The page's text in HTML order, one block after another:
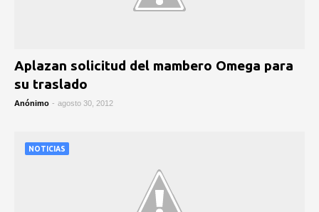
Aplazan solicitud del mambero Omega para
su traslado
Anónimo - agosto 30, 2012
NOTICIAS